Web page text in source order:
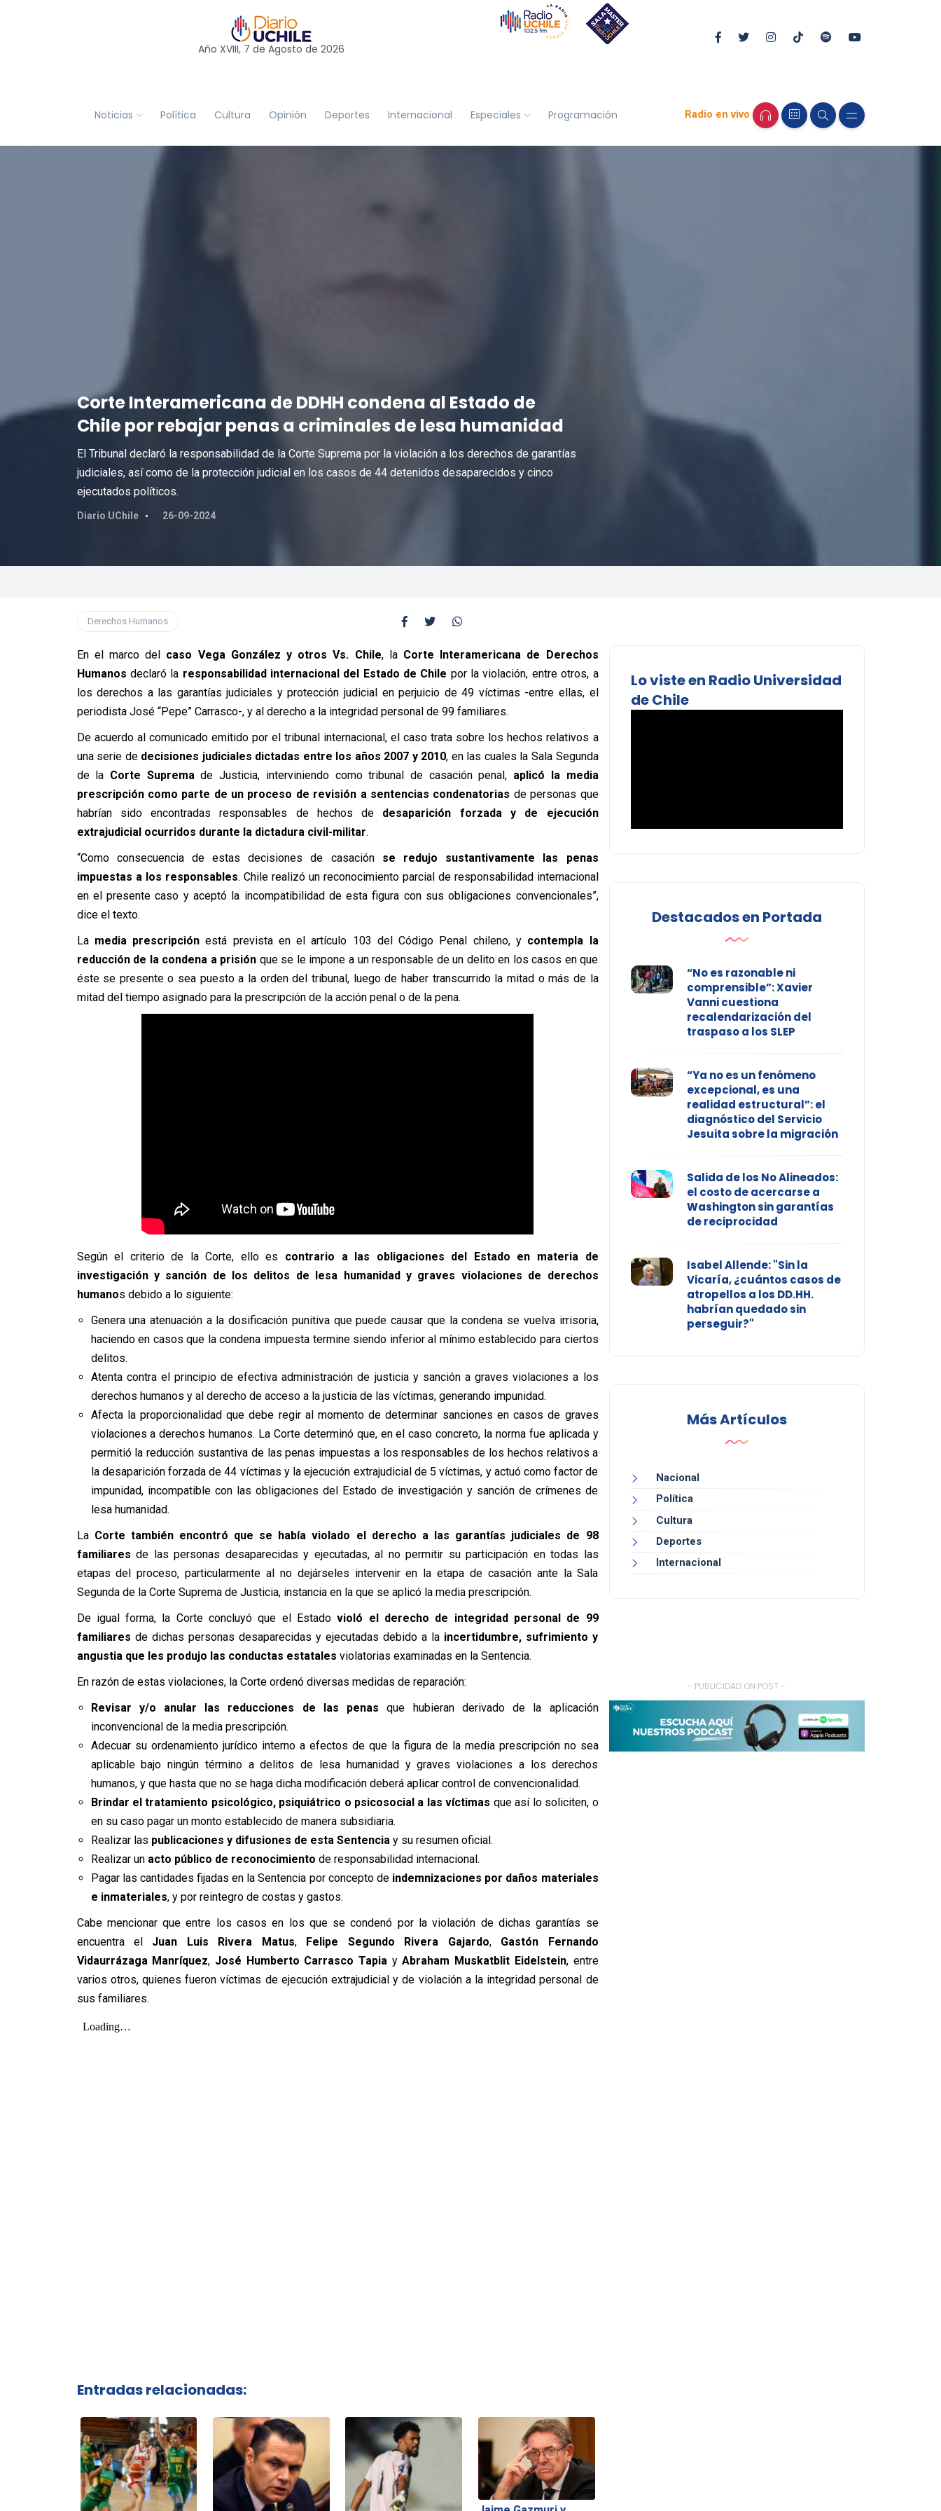
Año XVIII, 7 de Agosto de 2026
Noticias Política Cultura Opinión Deportes Internacional Especiales Programación Radio en vivo
Corte Interamericana de DDHH condena al Estado de
Chile por rebajar penas a criminales de lesa humanidad
El Tribunal declaró la responsabilidad de la Corte Suprema por la violación a los derechos de garantías
judiciales, así como de la protección judicial en los casos de 44 detenidos desaparecidos y cinco
ejecutados políticos.
Diario UChile 26-09-2024
Derechos Humanos
En el marco del caso Vega González y otros Vs. Chile, la Corte Interamericana de Derechos
Humanos declaró la responsabilidad internacional del Estado de Chile por la violación, entre otros, a
los derechos a las garantías judiciales y protección judicial en perjuicio de 49 víctimas -entre ellas, el
periodista José “Pepe” Carrasco-, y al derecho a la integridad personal de 99 familiares.
De acuerdo al comunicado emitido por el tribunal internacional, el caso trata sobre los hechos relativos a
una serie de decisiones judiciales dictadas entre los años 2007 y 2010, en las cuales la Sala Segunda
de la Corte Supremade Justicia, interviniendo como tribunal de casación penal, aplicó la media
prescripción como parte de un proceso de revisión a sentencias condenatorias de personas que
habrían sido encontradas responsables de hechos de desaparición forzada y de ejecución
extrajudicial ocurridos durante la dictadura civil-militar.
“Como consecuencia de estas decisiones de casación se redujo sustantivamente las penas
impuestas a los responsables. Chile realizó un reconocimiento parcial de responsabilidad internacional
en el presente caso y aceptó la incompatibilidad de esta figura con sus obligaciones convencionales”,
dice el texto.
La media prescripciónestá prevista en el artículo 103 del Código Penal chileno, y contempla la
reducción de la condena a prisión que se le impone a un responsable de un delito en los casos en que
éste se presente o sea puesto a la orden del tribunal, luego de haber transcurrido la mitad o más de la
mitad del tiempo asignado para la prescripción de la acción penal o de la pena.
Según el criterio de la Corte, ello es contrario a las obligaciones del Estado en materia de
investigación y sanción de los delitos de lesa humanidad y graves violaciones de derechos
humanos debido a lo siguiente:
Genera una atenuación a la dosificación punitiva que puede causar que la condena se vuelva irrisoria,
haciendo en casos que la condena impuesta termine siendo inferior al mínimo establecido para ciertos
delitos.
Atenta contra el principio de efectiva administración de justicia y sanción a graves violaciones a los
derechos humanos y al derecho de acceso a la justicia de las víctimas, generando impunidad.
Afecta la proporcionalidad que debe regir al momento de determinar sanciones en casos de graves
violaciones a derechos humanos. La Corte determinó que, en el caso concreto, la norma fue aplicada y
permitió la reducción sustantiva de las penas impuestas a los responsables de los hechos relativos a
la desaparición forzada de 44 víctimas y la ejecución extrajudicial de 5 víctimas, y actuó como factor de
impunidad, incompatible con las obligaciones del Estado de investigación y sanción de crímenes de
lesa humanidad.
La Corte también encontró que se había violado el derecho a las garantías judiciales de 98
familiares de las personas desaparecidas y ejecutadas, al no permitir su participación en todas las
etapas del proceso, particularmente al no dejárseles intervenir en la etapa de casación ante la Sala
Segunda de la Corte Suprema de Justicia, instancia en la que se aplicó la media prescripción.
De igual forma, la Corte concluyó que el Estado violó el derecho de integridad personal de 99
familiares de dichas personas desaparecidas y ejecutadas debido a la incertidumbre, sufrimiento y
angustia que les produjo las conductas estatales violatorias examinadas en la Sentencia.
En razón de estas violaciones, la Corte ordenó diversas medidas de reparación:
Revisar y/o anular las reducciones de las penas que hubieran derivado de la aplicación
inconvencional de la media prescripción.
Adecuar su ordenamiento jurídico interno a efectos de que la figura de la media prescripción no sea
aplicable bajo ningún término a delitos de lesa humanidad y graves violaciones a los derechos
humanos, y que hasta que no se haga dicha modificación deberá aplicar control de convencionalidad.
Brindar el tratamiento psicológico, psiquiátrico o psicosocial a las víctimas que así lo soliciten, o
en su caso pagar un monto establecido de manera subsidiaria.
Realizar las publicaciones y difusiones de esta Sentenciay su resumen oficial.
Realizar un acto público de reconocimiento de responsabilidad internacional.
Pagar las cantidades fijadas en la Sentencia por concepto deindemnizaciones por daños materiales
e inmateriales, y por reintegro de costas y gastos.
Cabe mencionar que entre los casos en los que se condenó por la violación de dichas garantías se
encuentra el Juan Luis Rivera Matus, Felipe Segundo Rivera Gajardo, Gastón Fernando
Vidaurrázaga Manríquez, José Humberto Carrasco Tapia yAbraham Muskatblit Eidelstein, entre
varios otros, quienes fueron víctimas de ejecución extrajudicial y de violación a la integridad personal de
sus familiares.
Entradas relacionadas:
Lo viste en Radio Universidad
de Chile
Destacados en Portada
“No es razonable ni
comprensible”: Xavier
Vanni cuestiona
recalendarización del
traspaso a los SLEP
“Ya no es un fenómeno
excepcional, es una
realidad estructural”: el
diagnóstico del Servicio
Jesuita sobre la migración
Salida de los No Alineados:
el costo de acercarse a
Washington sin garantías
de reciprocidad
Isabel Allende: "Sin la
Vicaría, ¿cuántos casos de
atropellos a los DD.HH.
habrían quedado sin
perseguir?"
Más Artículos
Nacional
Política
Cultura
Deportes
Internacional
- PUBLICIDAD ON POST -